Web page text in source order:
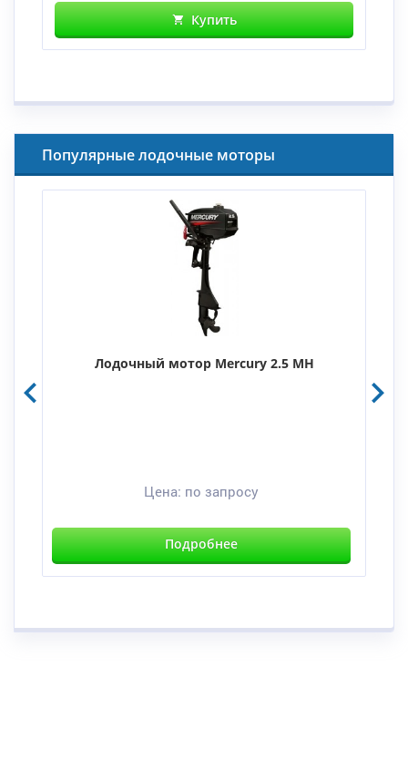
Купить
Популярные лодочные моторы
Лодочный мотор Mercury 2.5 MH
Цена: по запросу
Подробнее